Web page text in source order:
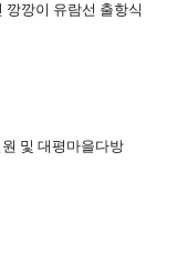
깡깡이 유람선 출항식
및 대평마을다방